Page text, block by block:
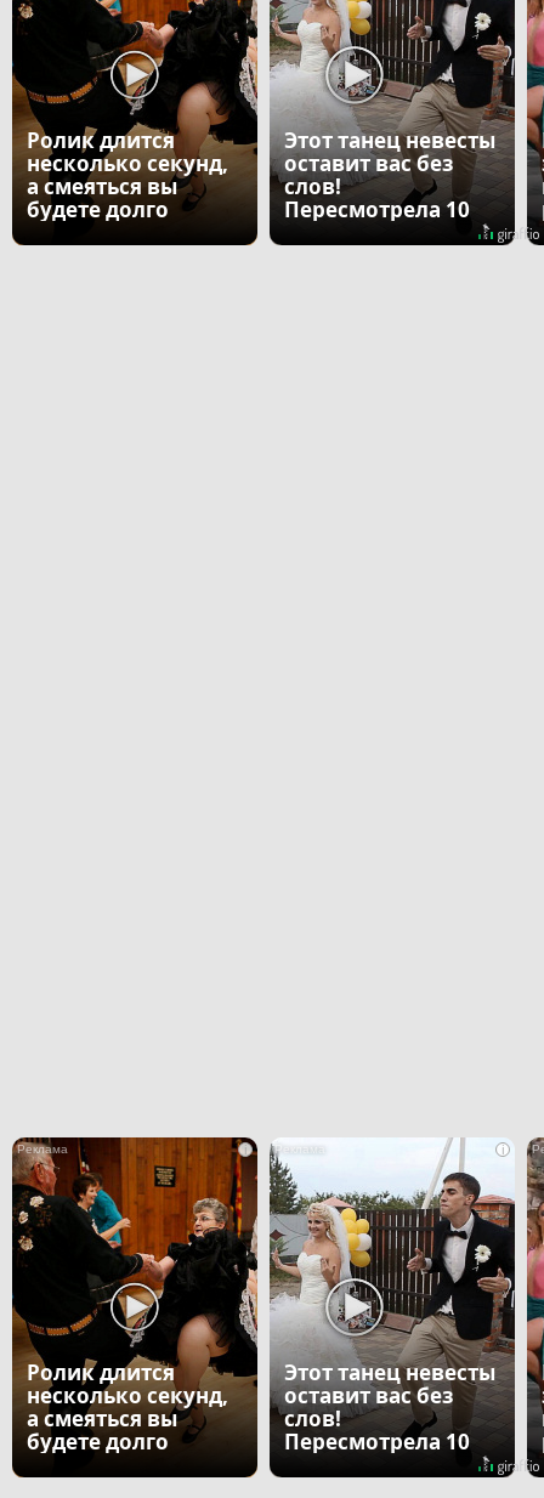
Ролик длится
несколько секунд,
а смеяться вы
будете долго
Этот танец невесты
оставит вас без
слов!
Пересмотрела 10
i
Ролик длится
несколько секунд,
а смеяться вы
будете долго
i
Этот танец невесты
оставит вас без
слов!
Пересмотрела 10